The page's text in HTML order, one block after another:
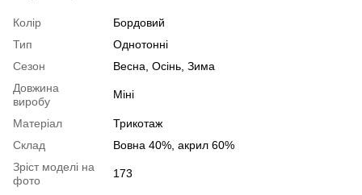
Колір
Бордовий
Тип
Однотонні
Сезон
Весна, Осінь, Зима
Довжина
виробу
Міні
Матеріал
Трикотаж
Склад
Вовна 40%, акрил 60%
Зріст моделі на
фото
173